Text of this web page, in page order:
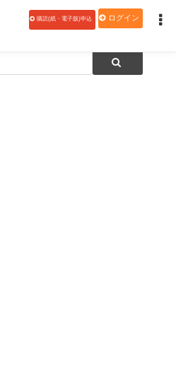
購読(紙・電子版)申込 ログイン